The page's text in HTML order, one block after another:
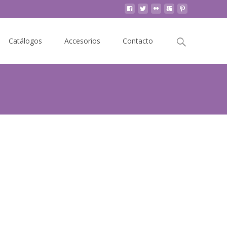
Catálogos Accesorios Contacto
Buscar
por: